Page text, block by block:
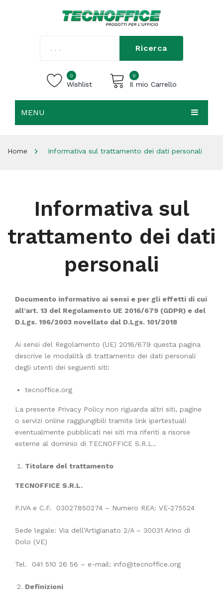
Ricerca
0
Wishlist
0
Il mio Carrello
MENU
ACCEDI / REGISTRATI
ACQUISTATI
Home Informativa sul trattamento dei dati personali
Informativa sul
trattamento dei dati
personali
Documento informativo ai sensi e per gli effetti di cui
all’art. 13 del Regolamento UE 2016/679 (GDPR) e del
D.Lgs. 196/2003 novellato dal D.Lgs. 101/2018
Ai sensi del Regolamento (UE) 2016/679 questa pagina
descrive le modalità di trattamento dei dati personali
degli utenti dei seguenti siti:
tecnoffice.org
La presente Privacy Policy non riguarda altri siti, pagine
o servizi online raggiungibili tramite link ipertestuali
eventualmente pubblicati nei siti ma riferiti a risorse
esterne al dominio di TECNOFFICE S.R.L..
Titolare del trattamento
TECNOFFICE S.R.L.
P.IVA e C.F. 03027850274 – Numero REA: VE-275524
Sede legale: Via dell’Artigianato 2/A – 30031 Arino di
Dolo (VE)
Tel. 041 510 26 56 – e-mail: info@tecnoffice.org
Definizioni